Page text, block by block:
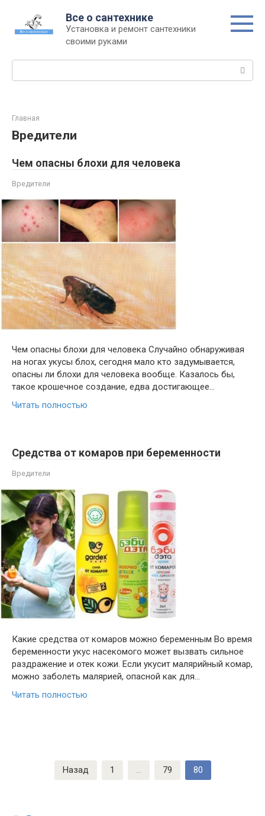
контенту
Все о сантехнике
Установка и ремонт сантехники
своими руками
Главная
Вредители
Чем опасны блохи для человека
Вредители
Чем опасны блохи для человека Случайно обнаруживая
на ногах укусы блох, сегодня мало кто задумывается,
опасны ли блохи для человека вообще. Казалось бы,
такое крошечное создание, едва достигающее…
Читать полностью
Средства от комаров при беременности
Вредители
Какие средства от комаров можно беременным Во время
беременности укус насекомого может вызвать сильное
раздражение и отек кожи. Если укусит малярийный комар,
можно заболеть малярией, опасной как для…
Читать полностью
Назад 1 … 79 80